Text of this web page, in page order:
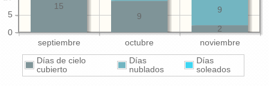
septiembre octubre noviembre
0
5
2
9
15 9
Días de cielo
cubierto
Días
nublados
Días
soleados